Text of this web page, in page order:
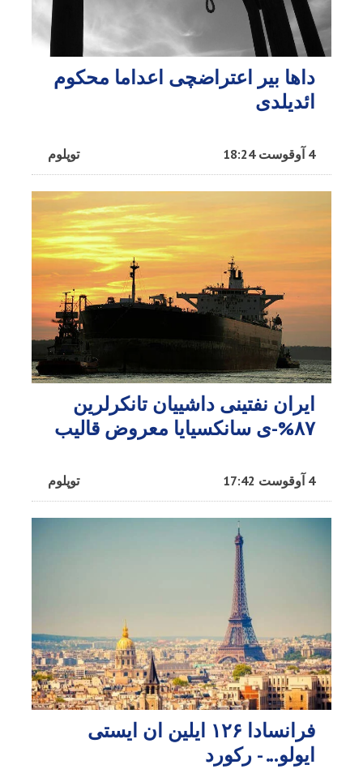
داها بیر اعتراضچی اعداما محکوم
ائدیلدی
توپلوم 4 آوقوست 18:24
ایران نفتینی داشییان تانکرلرین
۸۷%-ی سانکسیایا معروض قالیب
توپلوم 4 آوقوست 17:42
فرانسادا ۱۲۶ ایلین ان ایستی
ایولو... - رکورد